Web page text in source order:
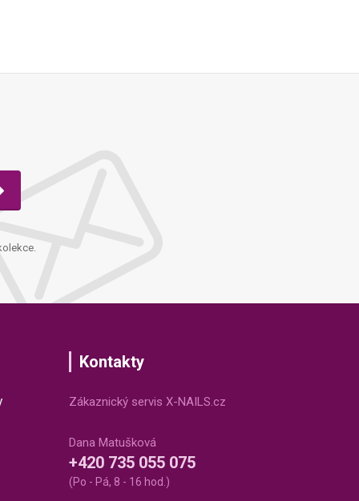
Kontakty
Zákaznický servis X-NAILS.cz
Dana Matušková
+420 735 055 075
(Po - Pá, 8 - 16 hod.)